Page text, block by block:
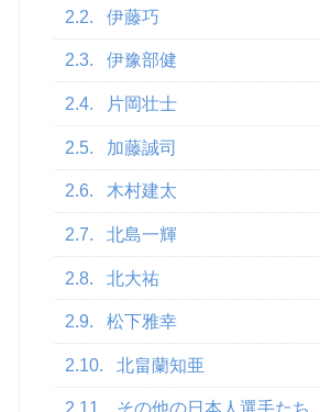
2.2. 伊藤巧
2.3. 伊豫部健
2.4. 片岡壮士
2.5. 加藤誠司
2.6. 木村建太
2.7. 北島一輝
2.8. 北大祐
2.9. 松下雅幸
2.10. 北畠蘭知亜